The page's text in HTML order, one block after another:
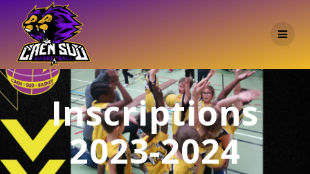
Inscriptions
2023-2024